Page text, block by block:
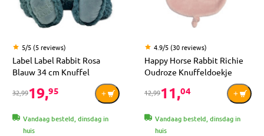
5/5 (5 reviews)
Label Label Rabbit Rosa
Blauw 34 cm Knuffel
32,9919,95
Vandaag besteld, dinsdag in
huis
4.9/5 (30 reviews)
Happy Horse Rabbit Richie
Oudroze Knuffeldoekje
12,9911,04
Vandaag besteld, dinsdag in
huis